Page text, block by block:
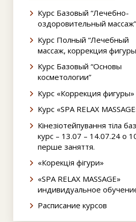
Курс Базовый “Лечебно-
оздоровительный массаж”
Курс Полный “Лечебный
массаж, коррекция
Курс Базовый “Основы
косметологии”
Курс «Коррекция фигуры»
Курс «SPA RELAX
Кінезіотейпування тіла
курс – 13.07 – 14.07.24 о
перше заняття.
«Корекція фігури»
«SPA RELAX MASSAGE»
индивидуальное
Расписание курсов